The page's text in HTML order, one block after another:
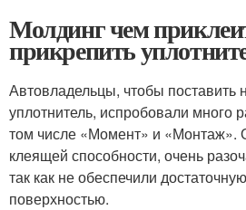
Молдинг чем
прикрепить
Автовладельцы, чтобы
уплотнитель, испробовали много
том числе «Момент» и «Монтаж».
клеящей способности, очень
так как не обеспечили
поверхностью.